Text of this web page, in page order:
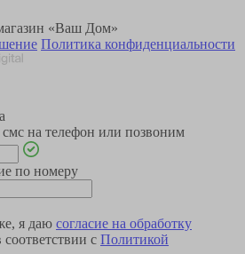
«Ваш Дом»
Политика конфиденциальности
на телефон или позвоним
по номеру
я даю согласие на обработку
соответствии с Политикой